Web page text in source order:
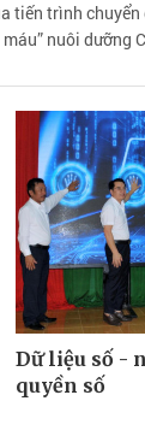
tiến trình
nuôi dưỡng
Dữ liệu số -
quyền số